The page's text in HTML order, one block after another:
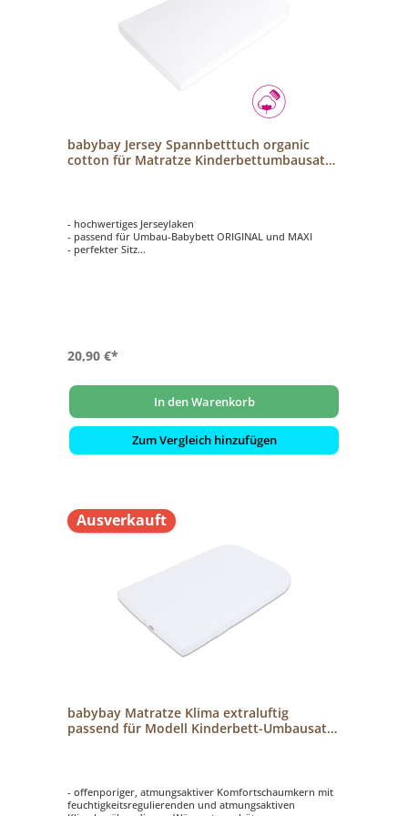
babybay Jersey Spannbetttuch organic
cotton für Matratze Kinderbettumbausatz
- hochwertiges Jerseylaken
- passend für Umbau-Babybett ORIGINAL und MAXI
- perfekter Sitz
20,90 €*
In den Warenkorb
Zum Vergleich hinzufügen
Ausverkauft
babybay Matratze Klima extraluftig
passend für Modell Kinderbett-Umbausatz
- offenporiger, atmungsaktiver Komfortschaumkern mit
feuchtigkeitsregulierenden und atmungsaktiven